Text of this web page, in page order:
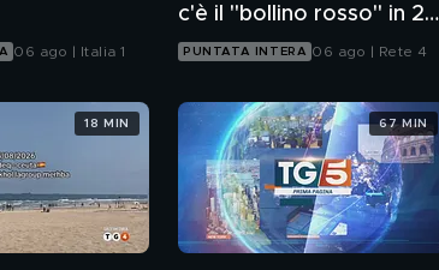
06 ago | Italia 1
c'è il "bollino rosso" in 27
città
PUNTATA INTERA 06 ago | Rete 4
18 MIN 67 MIN